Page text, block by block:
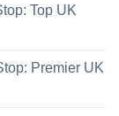
Top UK
Premier UK